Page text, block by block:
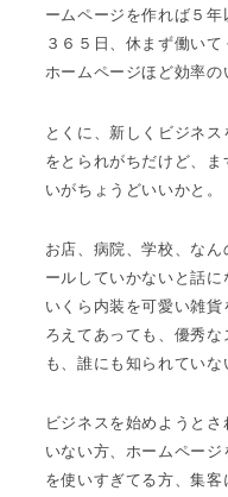
ームページを作れば５年
３６５日、休まず働いて
ホームページほど効率の
とくに、新しくビジネ
をとられがちだけど、
いがちょうどいいかと。
お店、病院、学校、な
ールしていかないと話に
いくら内装を可愛い雑
ろえてあっても、優秀
も、誰にも知られていな
ビジネスを始めようと
いない方、ホームペー
を使いすぎてる方、集